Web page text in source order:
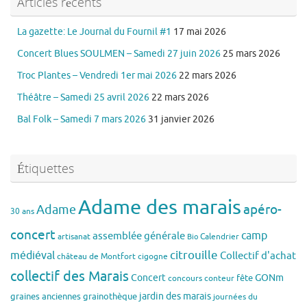
La gazette: Le Journal du Fournil #1 17 mai 2026
Concert Blues SOULMEN – Samedi 27 juin 2026 25 mars 2026
Troc Plantes – Vendredi 1er mai 2026 22 mars 2026
Théâtre – Samedi 25 avril 2026 22 mars 2026
Bal Folk – Samedi 7 mars 2026 31 janvier 2026
Étiquettes
30 ansAdameAdame des maraisapéro-
concertartisanatassemblée générale Bio Calendriercamp
médiévalchâteau de Montfortcigogne citrouille Collectif d'achat
collectif des Marais Concertconcoursconteur fêteGONm
graines anciennesgrainothèque jardin des maraisjournées du